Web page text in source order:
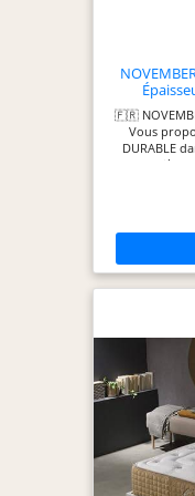
Soutien
🇫🇷
Vous
DURABLE
dernière
fait un
24/48h
COUCHAGE
composé
confort est la
L’air
ventilation
et les
alvéolée
permet un
et fermeté ☁️
Effet «
de